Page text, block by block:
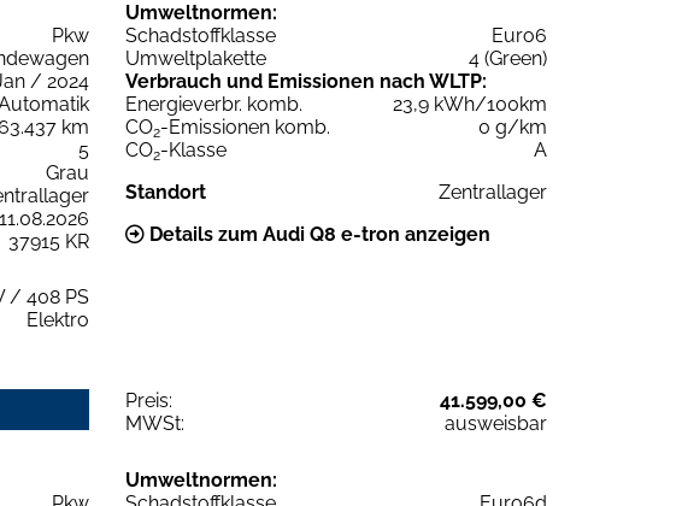
Pkw
/ 2024
km
5
Grau
37915 KR
/ 408 PS
Elektro
Umweltnormen:
Schadstoffklasse
Euro6
Umweltplakette
4 (Green)
Verbrauch und Emissionen nach WLTP:
Energieverbr. komb.
23,9 kWh/100km
CO2-Emissionen komb.
0 g/km
CO2-Klasse
A
Standort
Zentrallager
Details zum Audi Q8 e-tron anzeigen
Preis:
41.599,00 €
MWSt:
ausweisbar
Umweltnormen: